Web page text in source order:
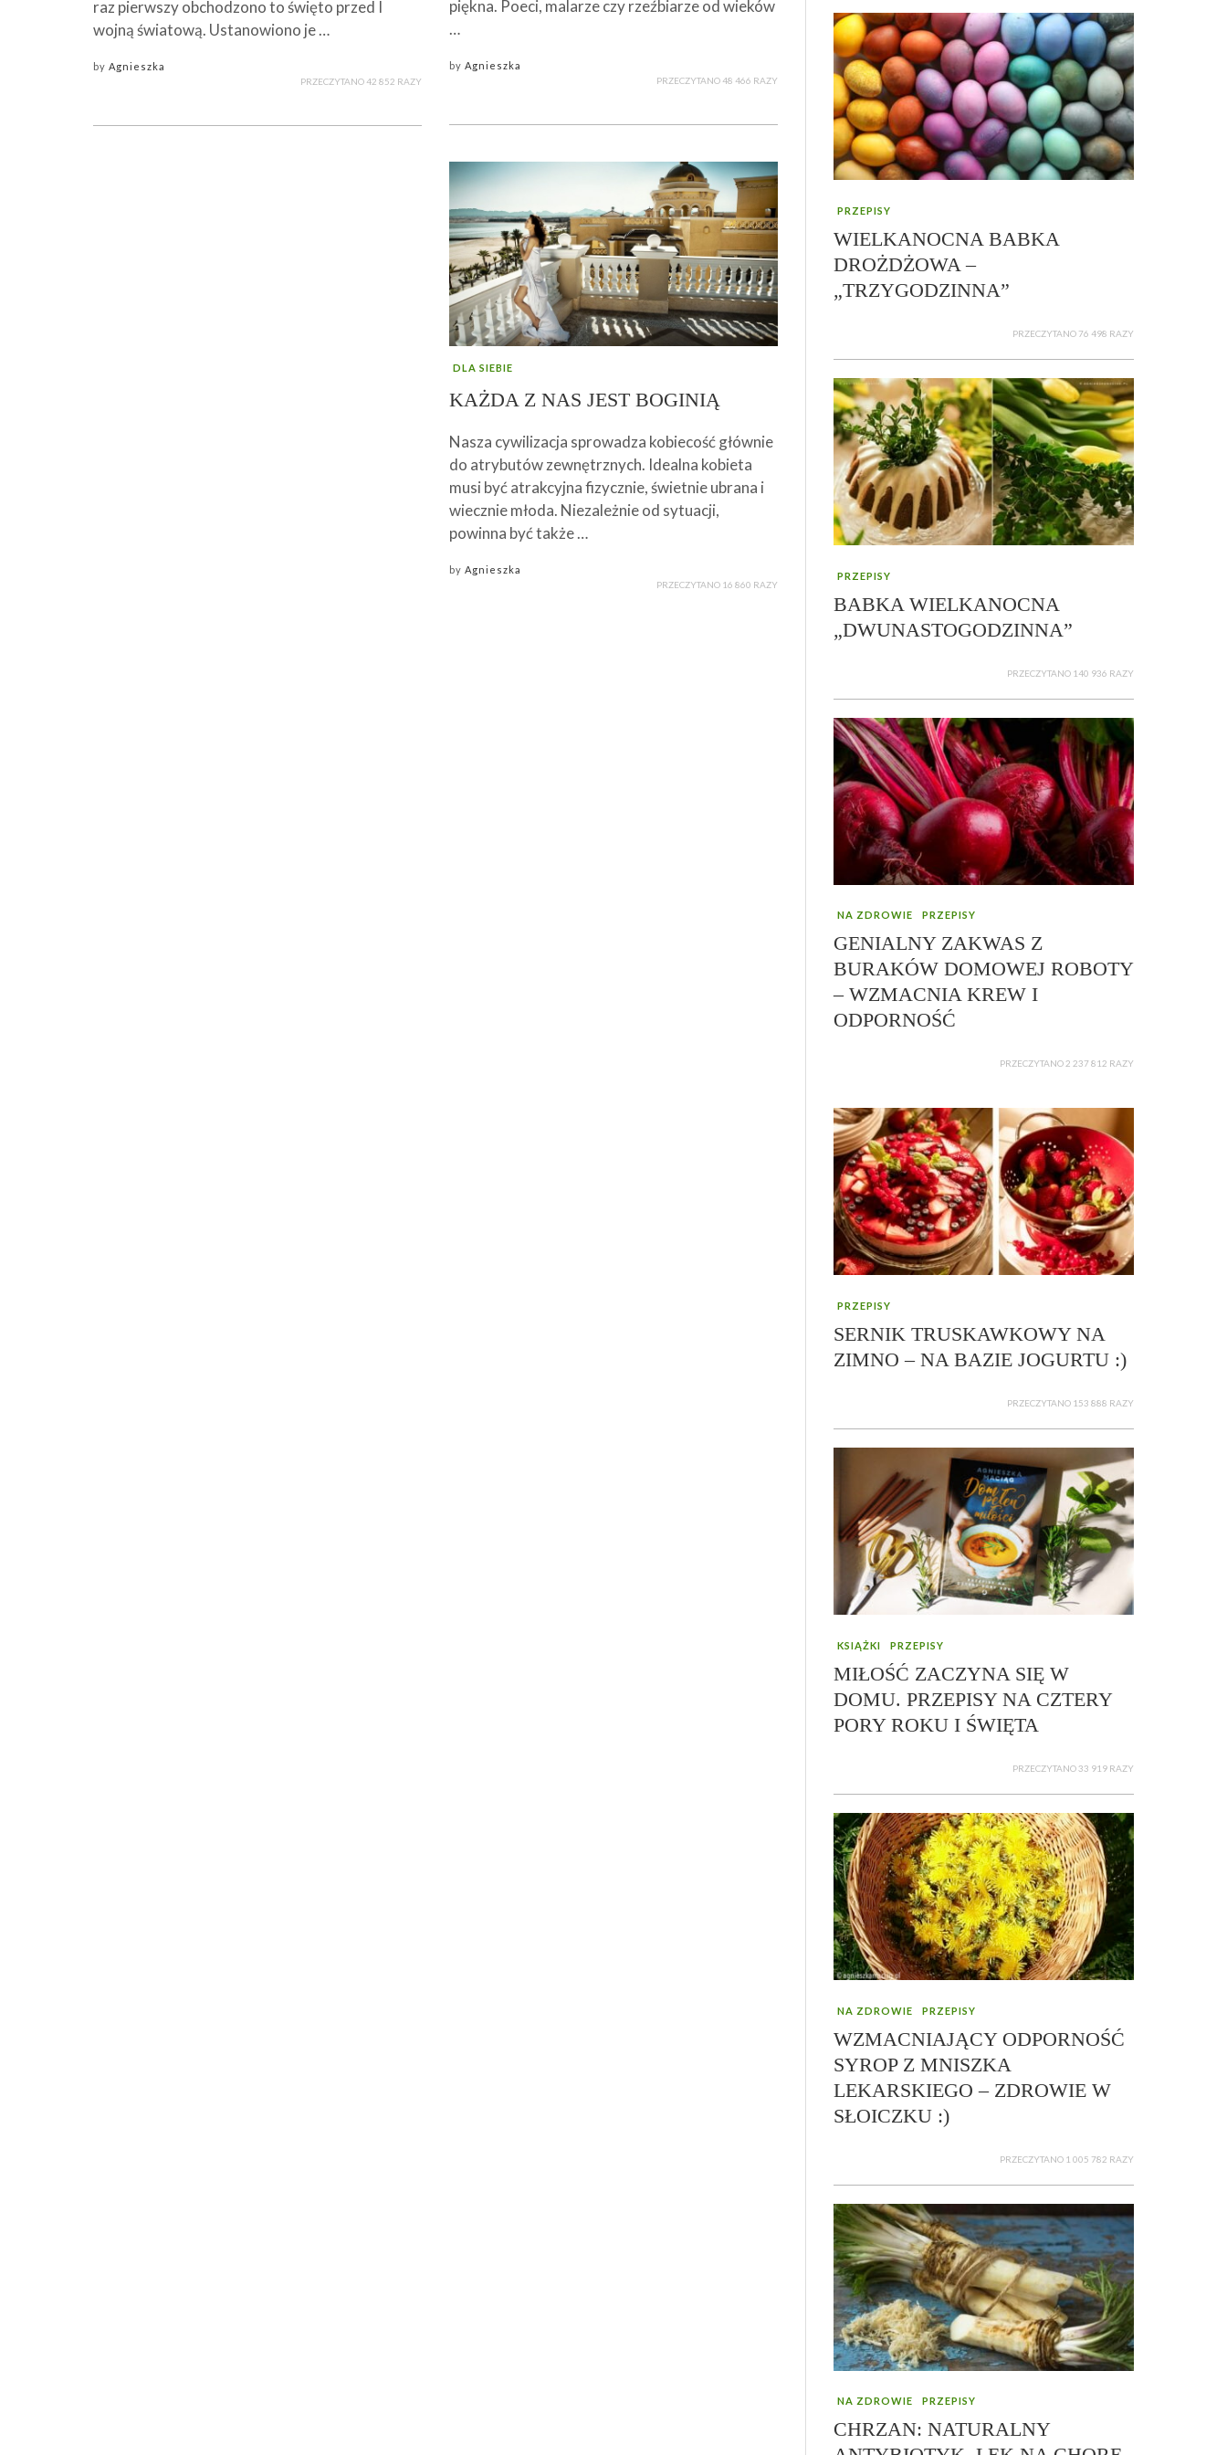
raz pierwszy obchodzono to święto przed I
wojną światową. Ustanowiono je …
by Agnieszka
PRZECZYTANO 42 852 RAZY
piękna. Poeci, malarze czy rzeźbiarze od wieków
…
by Agnieszka
PRZECZYTANO 48 466 RAZY
DLA SIEBIE
KAŻDA Z NAS JEST BOGINIĄ
Nasza cywilizacja sprowadza kobiecość głównie
do atrybutów zewnętrznych. Idealna kobieta
musi być atrakcyjna fizycznie, świetnie ubrana i
wiecznie młoda. Niezależnie od sytuacji,
powinna być także …
by Agnieszka
PRZECZYTANO 16 860 RAZY
PRZEPISY
WIELKANOCNA BABKA
DROŻDŻOWA –
„TRZYGODZINNA”
PRZECZYTANO 76 498 RAZY
PRZEPISY
BABKA WIELKANOCNA
„DWUNASTOGODZINNA”
PRZECZYTANO 140 936 RAZY
NA ZDROWIE PRZEPISY
GENIALNY ZAKWAS Z
BURAKÓW DOMOWEJ ROBOTY
– WZMACNIA KREW I
ODPORNOŚĆ
PRZECZYTANO 2 237 812 RAZY
PRZEPISY
SERNIK TRUSKAWKOWY NA
ZIMNO – NA BAZIE JOGURTU :)
PRZECZYTANO 153 888 RAZY
KSIĄŻKI PRZEPISY
MIŁOŚĆ ZACZYNA SIĘ W
DOMU. PRZEPISY NA CZTERY
PORY ROKU I ŚWIĘTA
PRZECZYTANO 33 919 RAZY
NA ZDROWIE PRZEPISY
WZMACNIAJĄCY ODPORNOŚĆ
SYROP Z MNISZKA
LEKARSKIEGO – ZDROWIE W
SŁOICZKU :)
PRZECZYTANO 1 005 782 RAZY
NA ZDROWIE PRZEPISY
CHRZAN: NATURALNY